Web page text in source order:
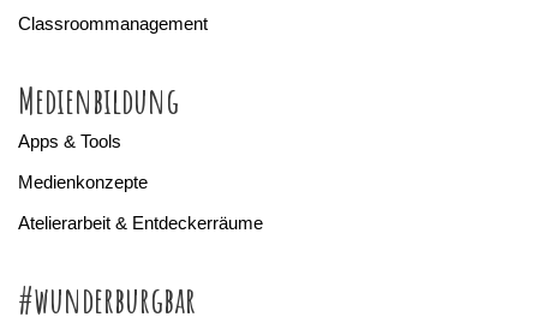
Classroommanagement
Medienbildung
Apps & Tools
Medienkonzepte
Atelierarbeit & Entdeckerräume
#wunderburgbar